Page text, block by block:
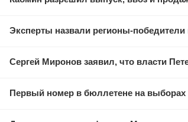
Эксперты назвали регионы-
Сергей Миронов заявил, что власти
Первый номер в бюллетене на